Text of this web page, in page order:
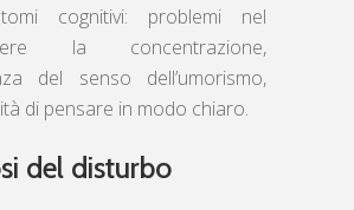
cognitivi: problemi nel
la concentrazione,
del senso dell’umorismo,
di pensare in modo chiaro.
del disturbo